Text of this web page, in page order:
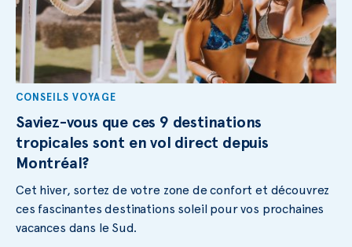
CONSEILS VOYAGE
Saviez-vous que ces 9 destinations
tropicales sont en vol direct depuis
Montréal?
Cet hiver, sortez de votre zone de confort et découvrez
ces fascinantes destinations soleil pour vos prochaines
vacances dans le Sud.